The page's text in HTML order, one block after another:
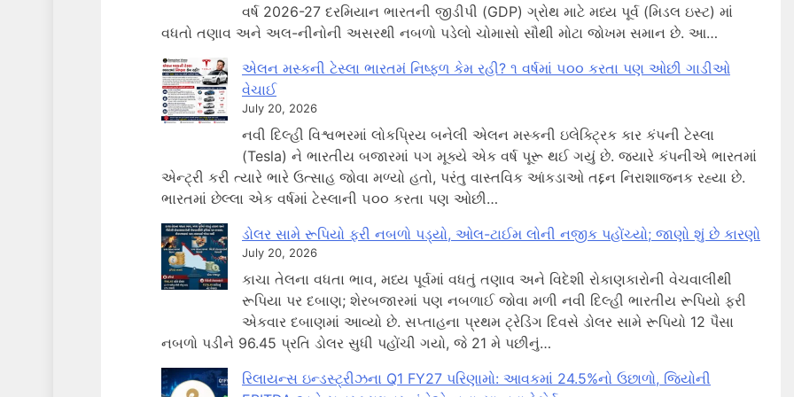
વર્ષ 2026-27 દરમિયાન ભારતની જીડીપી (GDP) ગ્રોથ માટે મધ્ય પૂર્વ (મિડલ ઇસ્ટ) માં
વધતો તણાવ અને અલ-નીનોની અસરથી નબળો પડેલો ચોમાસો સૌથી મોટા જોખમ સમાન છે. આ…
એલન મસ્કની ટેસ્લા ભારતમં નિષ્ફળ કેમ રહી? ૧ વર્ષમાં ૫૦૦ કરતા પણ ઓછી ગાડીઓ
વેચાઈ
July 20, 2026
નવી દિલ્હી વિશ્વભરમાં લોકપ્રિય બનેલી એલન મસ્કની ઇલેક્ટ્રિક કાર કંપની ટેસ્લા
(Tesla) ને ભારતીય બજારમાં પગ મૂક્યે એક વર્ષ પૂરૂ થઈ ગયું છે. જ્યારે કંપનીએ ભારતમાં
એન્ટ્રી કરી ત્યારે ભારે ઉત્સાહ જોવા મળ્યો હતો, પરંતુ વાસ્તવિક આંકડાઓ તદ્દન નિરાશાજનક રહ્યા છે.
ભારતમાં છેલ્લા એક વર્ષમાં ટેસ્લાની ૫૦૦ કરતા પણ ઓછી…
ડોલર સામે રૂપિયો ફરી નબળો પડ્યો, ઓલ-ટાઈમ લોની નજીક પહોંચ્યો; જાણો શું છે કારણો
July 20, 2026
કાચા તેલના વધતા ભાવ, મધ્ય પૂર્વમાં વધતું તણાવ અને વિદેશી રોકાણકારોની વેચવાલીથી
રૂપિયા પર દબાણ; શેરબજારમાં પણ નબળાઈ જોવા મળી નવી દિલ્હી ભારતીય રૂપિયો ફરી
એકવાર દબાણમાં આવ્યો છે. સપ્તાહના પ્રથમ ટ્રેડિંગ દિવસે ડોલર સામે રૂપિયો 12 પૈસા
નબળો પડીને 96.45 પ્રતિ ડોલર સુધી પહોંચી ગયો, જે 21 મે પછીનું…
રિલાયન્સ ઇન્ડસ્ટ્રીઝના Q1 FY27 પરિણામો: આવકમાં 24.5%નો ઉછાળો, જિયોની